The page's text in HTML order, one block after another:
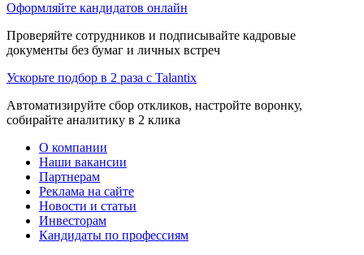
Оформляйте кандидатов онлайн
Проверяйте сотрудников и подписывайте кадровые
документы без бумаг и личных встреч
Ускорьте подбор в 2 раза с Talantix
Автоматизируйте сбор откликов, настройте воронку,
собирайте аналитику в 2 клика
О компании
Наши вакансии
Партнерам
Реклама на сайте
Новости и статьи
Инвесторам
Кандидаты по профессиям